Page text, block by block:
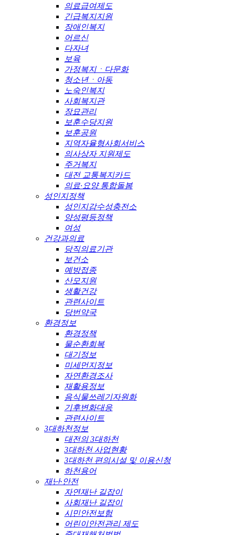
의료급여제도
긴급복지지원
장애인복지
어르신
다자녀
보육
가정복지ㆍ다문화
청소년ㆍ아동
노숙인복지
사회복지관
장묘관리
보훈수당지원
보훈공원
지역자율형사회서비스
의사상자 지원제도
주거복지
대전 교통복지카드
의료·요양 통합돌봄
성인지정책
성인지감수성충전소
양성평등정책
여성
건강과의료
당직의료기관
보건소
예방접종
산모지원
생활건강
관련사이트
당번약국
환경정보
환경정책
물순환회복
대기정보
미세먼지정보
자연환경조사
재활용정보
음식물쓰레기자원화
기후변화대응
관련사이트
3대하천정보
대전의 3대하천
3대하천 사업현황
3대하천 편의시설 및 이용신청
하천용어
재난·안전
자연재난 길잡이
사회재난 길잡이
시민안전보험
어린이안전관리 제도